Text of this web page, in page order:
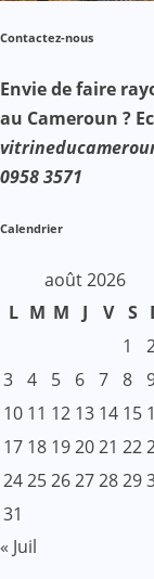
Contactez-nous
Envie de faire
au Cameroun ?
0958 3571
Calendrier
août 2026
L M M J V S
1
3 4 5 6 7 8
10 11 12 13 14 15
17 18 192021 22
242526272829
31
« Juil